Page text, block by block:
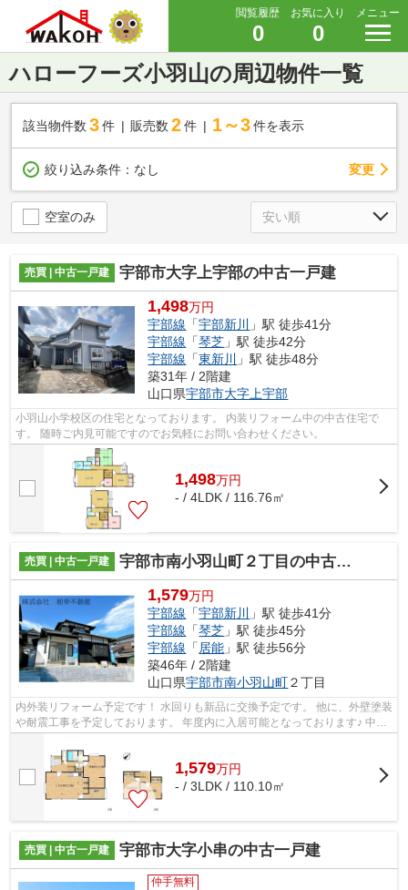
閲覧履歴
0
お気に入り
0
メニュー
ハローフーズ小羽山の周辺物件一覧
該当物件数 3件 販売数 2 件 1～3 件を表示
絞り込み条件： なし 変更
空室のみ
売買 | 中古一戸建 宇部市大字上宇部の中古一戸建
1,498万円
宇部線 「宇部新川
」駅 徒歩41分
宇部線 「琴芝 」駅 徒歩42分
宇部線 「東新川
」駅 徒歩48分
築31年 / 2階建
山口県宇部市大字上宇部
小羽山小学校区の住宅となっております。 内装リフォーム中の中古住宅で
す。 随時ご内見可能ですのでお気軽にお問い合わせください。
1,498万円
- / 4LDK / 116.76㎡
売買 | 中古一戸建 宇部市南小羽山町２丁目の中古一戸建
1,579万円
宇部線 「宇部新川
」駅 徒歩41分
宇部線 「琴芝 」駅 徒歩45分
宇部線 「 居能 」駅 徒歩56分
築46年 / 2階建
山口県宇部市南小羽山町２丁目
内外装リフォーム予定です！ 水回りも新品に交換予定です。 他に、外壁塗装
や耐震工事を予定しております。 年度内に入居可能となっております♪ 中古
1,579万円
- / 3LDK / 110.10㎡
売買 | 中古一戸建 宇部市大字小串の中古一戸建
仲手無料